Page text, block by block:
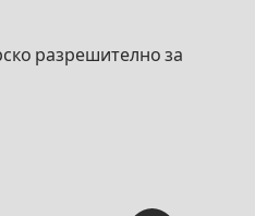
разрешително за